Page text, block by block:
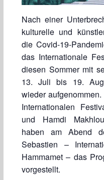
Nach einer
kulturelle und
die Covid-19-
das Internationale
diesen Sommer mit
13. Juli bis 19.
wieder
Internationalen
und Hamdi
haben am Abend
Sebastien –
Hammamet – das
vorgestellt.